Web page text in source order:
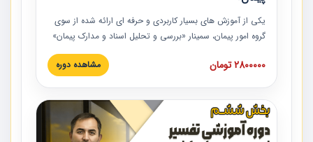
یکی از آموزش‏‏‏‏‏‏ های بسیار کاربردی و حرفه‏ ای ارائه شده از سوی
گروه امور پیمان، سمینار «بررسی و تحلیل اسناد و مدارک پیمان»
است که در دانشگاه صنعتی شریف ارائه شد. در این آموزش
نکات کلیدی مربوط به اسناد و مدارک پیمان، اولویت بندی اسناد
پیمان به همراه تجربیات عملی در این خصوص ارائه شده است.
2800000 تومان مشاهده دوره